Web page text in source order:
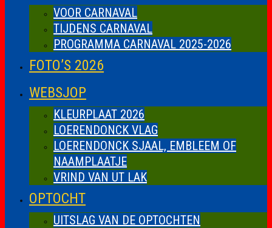
VOOR CARNAVAL
TIJDENS CARNAVAL
PROGRAMMA CARNAVAL 2025-2026
FOTO’S 2026
WEBSJOP
KLEURPLAAT 2026
LOERENDONCK VLAG
LOERENDONCK SJAAL, EMBLEEM OF
NAAMPLAATJE
VRIND VAN UT LAK
OPTOCHT
UITSLAG VAN DE OPTOCHTEN